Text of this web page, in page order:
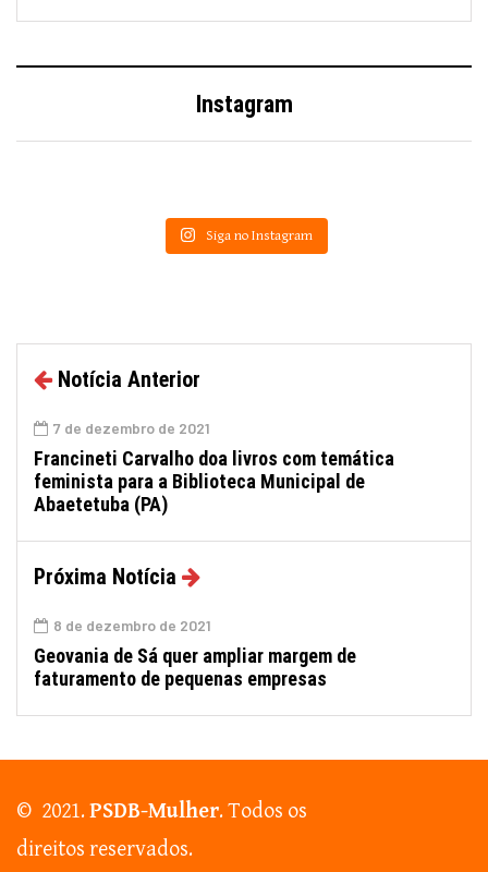
Instagram
Siga no Instagram
Notícia Anterior
7 de dezembro de 2021
Francineti Carvalho doa livros com temática
feminista para a Biblioteca Municipal de
Abaetetuba (PA)
Próxima Notícia
8 de dezembro de 2021
Geovania de Sá quer ampliar margem de
faturamento de pequenas empresas
© 2021.PSDB-Mulher. Todos os
direitos reservados.